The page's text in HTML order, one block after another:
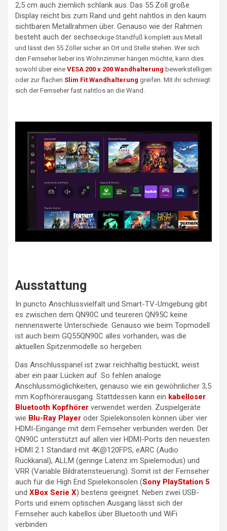
2,5 cm auch ziemlich schlank aus. Das 55 Zoll große
Display reicht bis zum Rand und geht nahtlos in den kaum
sichtbaren Metallrahmen über. Genauso wie der Rahmen
besteht auch der sechseckige Standfuß komplett aus Metall
und lässt den 55 Zöller sicher an Ort und Stelle stehen. Wer sich
den Fernseher lieber ins Wohnzimmer hängen möchte, kann dies
sowohl über eine VESA 200 x 200 Wandhalterung bewerkstelligen
oder zur flachen Slim Fit Wandhalterung greifen. Mit ihr schmiegt
sich der Fernseher fast nahtlos an die Wand.
Ausstattung
In puncto Anschlussvielfalt und Smart-TV-Umgebung gibt
es zwischen dem QN90C und teureren QN95C keine
nennenswerte Unterschiede. Genauso wie beim Topmodell
ist auch beim GQ55QN90C alles vorhanden, was die
aktuellen Spitzenmodelle so hergeben.
Das Anschlusspanel ist zwar reichhaltig bestückt, weist
aber ein paar Lücken auf. So fehlen analoge
Anschlussmöglichkeiten, genauso wie ein gewöhnlicher 3,5
mm Kopfhörerausgang. Stattdessen kann ein kabelloser
Bluetooth Kopfhörer verwendet werden. Zuspielgeräte
wie Blu-Ray Player oder Spielekonsolen können über vier
HDMI-Eingänge mit dem Fernseher verbunden werden. Der
QN90C unterstützt auf allen vier HDMI-Ports den neuesten
HDMI 2.1 Standard mit 4K@120FPS, eARC (Audio
Rückkanal), ALLM (geringe Latenz im Spielemodus) und
VRR (Variable Bildratensteuerung). Somit ist der Fernseher
auch für die High End Spielekonsolen (Sony PlayStation 5
und XBox Serie X) bestens geeignet. Neben zwei USB-
Ports und einem optischen Ausgang lässt sich der
Fernseher auch kabellos über Bluetooth und WiFi
verbinden.